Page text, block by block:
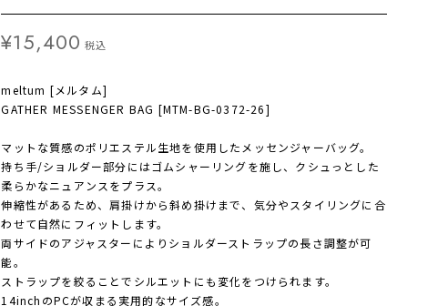
¥15,400 税込
meltum [メルタム]
GATHER MESSENGER BAG [MTM-BG-0372-26]
マットな質感のポリエステル生地を使用したメッセンジャーバッグ。
持ち手/ショルダー部分にはゴムシャーリングを施し、クシュっとした
柔らかなニュアンスをプラス。
伸縮性があるため、肩掛けから斜め掛けまで、気分やスタイリングに合
わせて自然にフィットします。
両サイドのアジャスターによりショルダーストラップの長さ調整が可
能。
ストラップを絞ることでシルエットにも変化をつけられます。
14inchのPCが収まる実用的なサイズ感。